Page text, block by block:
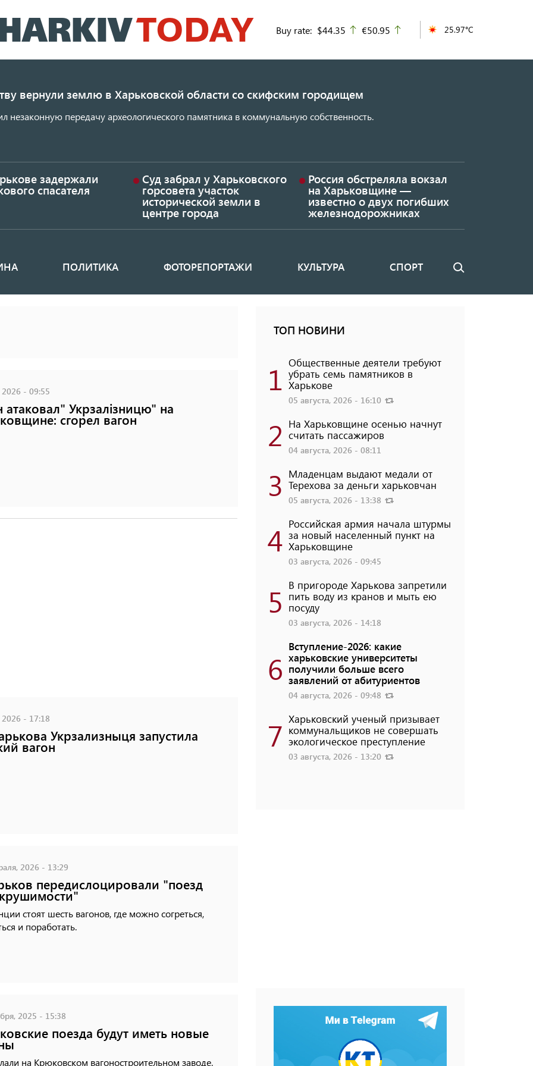
к
основному
Buy rate: $44.35 up
€50.95 25.97°C
вернули землю в Харьковской области со скифским городищем
незаконную передачу археологического памятника в коммунальную собственность.
задержали
спасателя
Суд забрал у Харьковского
горсовета участок
исторической земли в
центре города
Россия обстреляла вокзал
на Харьковщине —
известно о двух погибших
железнодорожниках
ПОЛИТИКА ФОТОРЕПОРТАЖИ КУЛЬТУРА СПОРТ Поиск
- 09:55
Укрзалізницю" на
сгорел вагон
- 17:18
Укрзализныця запустила
вагон
2026 - 13:29
передислоцировали "поезд
стоят шесть вагонов, где можно согреться,
и поработать.
2025 - 15:38
поезда будут иметь новые
на Крюковском вагоностроительном заводе.
ТОП НОВИНИ
1 Общественные деятели требуют
убрать семь памятников в
Харькове
05 августа, 2026 - 16:10
2 На Харьковщине осенью начнут
считать пассажиров
04 августа, 2026 - 08:11
3 Младенцам выдают медали от
Терехова за деньги харьковчан
05 августа, 2026 - 13:38
4 Российская армия начала штурмы
за новый населенный пункт на
Харьковщине
03 августа, 2026 - 09:45
5 В пригороде Харькова запретили
пить воду из кранов и мыть ею
посуду
03 августа, 2026 - 14:18
6
Вступление-2026: какие
харьковские университеты
получили больше всего
заявлений от абитуриентов
04 августа, 2026 - 09:48
7 Харьковский ученый призывает
коммунальщиков не совершать
экологическое преступление
03 августа, 2026 - 13:20